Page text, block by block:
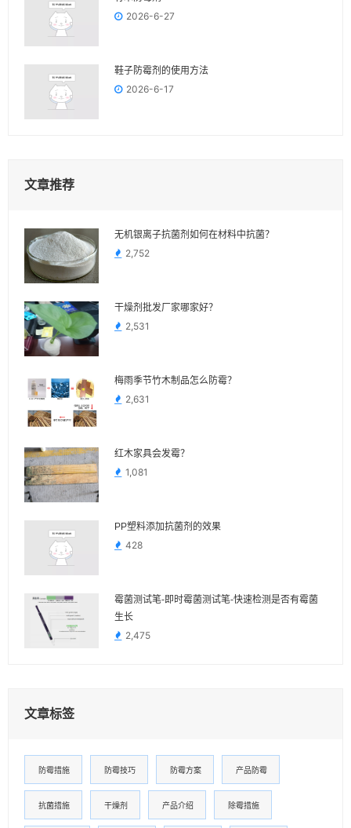
2026-6-27
鞋子防霉剂的使用方法
2026-6-17
文章推荐
无机银离子抗菌剂如何在材料中抗菌？
2,752
干燥剂批发厂家哪家好？
2,531
梅雨季节竹木制品怎么防霉？
2,631
红木家具会发霉？
1,081
PP塑料添加抗菌剂的效果
428
霉菌测试笔-即时霉菌测试笔-快速检测是否有霉菌
生长
2,475
文章标签
防霉措施 防霉技巧 防霉方案 产品防霉
抗菌措施 干燥剂 产品介绍 除霉措施